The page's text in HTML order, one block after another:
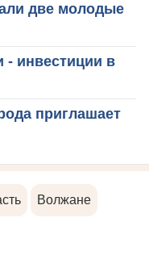
две молодые
- инвестиции в
приглашает
Волжане